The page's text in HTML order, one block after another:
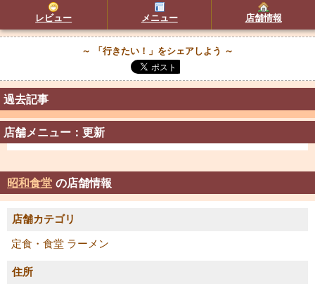
レビュー メニュー 店舗情報
～ 「行きたい！」をシェアしよう ～
過去記事
店舗メニュー：更新
昭和食堂 の店舗情報
店舗カテゴリ
定食・食堂 ラーメン
住所